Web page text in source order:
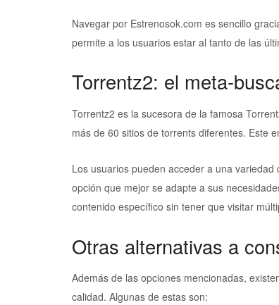
Navegar por Estrenosok.com es sencillo
permite a los usuarios estar al tanto de las
Torrentz2: el meta-
Torrentz2 es la sucesora de la famosa
más de 60 sitios de torrents diferentes. Este
Los usuarios pueden acceder a una
opción que mejor se adapte a sus
contenido específico sin tener que visitar
Otras alternativas a
Además de las opciones mencionadas,
calidad. Algunas de estas son: